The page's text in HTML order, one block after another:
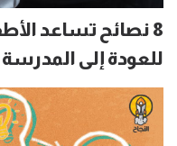
8 نصائح تساعد
للعودة إلى المدرسة